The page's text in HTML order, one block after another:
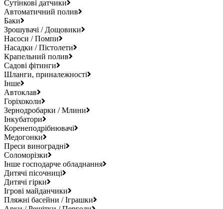
Сутінкові датчики
Автоматичний полив
Баки
Зрошувачі / Дощовики
Насоси / Помпи
Насадки / Пістолети
Крапельний полив
Садові фітинги
Шланги, приналежності
Інше
Автоклав
Горіхоколи
Зернодробарки / Млини
Інкубатори
Коренеподрібнювачі
Медогонки
Преси виноградні
Соломорізки
Інше господарче обладнання
Дитячі пісочниці
Дитячі гірки
Ігрові майданчики
Пляжні басейни / Іграшки